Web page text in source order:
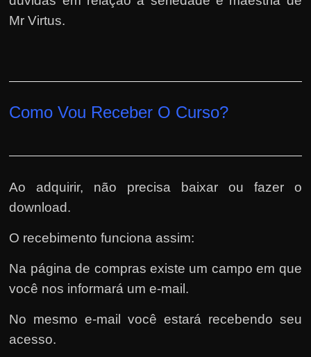
Mr Virtus.
Como Vou Receber O Curso?
Ao adquirir, não precisa baixar ou fazer o
download.
O recebimento funciona assim:
Na página de compras existe um campo em que
você nos informará um e-mail.
No mesmo e-mail você estará recebendo seu
acesso.